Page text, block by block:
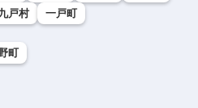
戸村 一戸町
町